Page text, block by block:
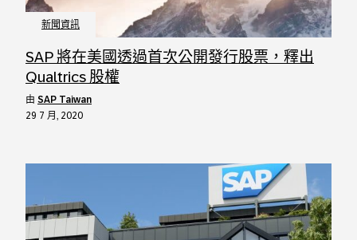
新聞資訊
SAP 將在美國透過首次公開發行股票，釋出
Qualtrics 股權
SAP Taiwan
29 7 月, 2020